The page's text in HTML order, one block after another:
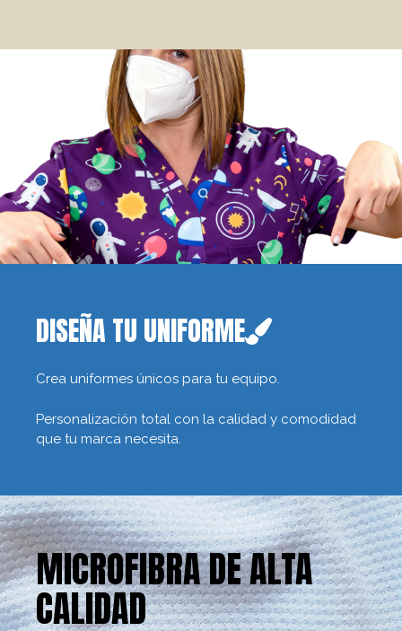
DISEÑA TU UNIFORME
Crea uniformes únicos para tu equipo.
Personalización total con la calidad y comodidad
que tu marca necesita.
MICROFIBRA DE ALTA
CALIDAD